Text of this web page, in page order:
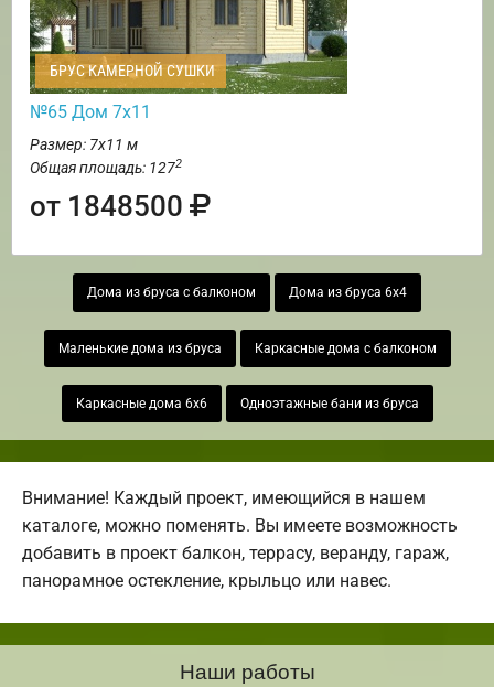
БРУС КАМЕРНОЙ СУШКИ
№65 Дом 7х11
Размер: 7х11 м
Общая площадь: 1272
от 1848500
Дома из бруса с балконом Дома из бруса 6х4
Маленькие дома из бруса Каркасные дома с балконом
Каркасные дома 6х6 Одноэтажные бани из бруса
Внимание! Каждый проект, имеющийся в нашем
каталоге, можно поменять. Вы имеете возможность
добавить в проект балкон, террасу, веранду, гараж,
панорамное остекление, крыльцо или навес.
Наши работы